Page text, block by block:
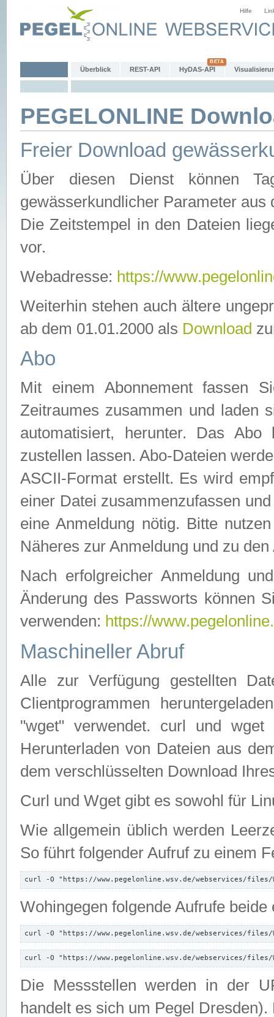
Hilfe
Überblick REST-API HyDAS-API
PEGELONLINE
Freier Download
Über diesen Dienst können
gewässerkundlicher Parameter aus
Die Zeitstempel in den Dateien
vor.
Webadresse: https://
Weiterhin stehen auch ältere
ab dem 01.01.2000 als Download
Abo
Mit einem Abonnement fassen
Zeitraumes zusammen und laden
automatisiert, herunter. Das
zustellen lassen. Abo-Dateien
ASCII-Format erstellt. Es wird
einer Datei zusammenzufassen
eine Anmeldung nötig. Bitte
Näheres zur Anmeldung und zu
Nach erfolgreicher Anmeldung
Änderung des Passworts können
verwenden: https://
Maschineller Abruf
Alle zur Verfügung gestellten
Clientprogrammen
"wget" verwendet. curl und wget
Herunterladen von Dateien aus
dem verschlüsselten Download
Curl und Wget gibt es sowohl für
Wie allgemein üblich werden
So führt folgender Aufruf zu einem
curl -O "https://www.pegelonline.wsv.de/webservices/files/
Wohingegen folgende Aufrufe beide
curl -O "https://www.pegelonline.wsv.de/webservices/files/
curl -O "https://www.pegelonline.wsv.de/webservices/files/
Die Messstellen werden in der
handelt es sich um Pegel